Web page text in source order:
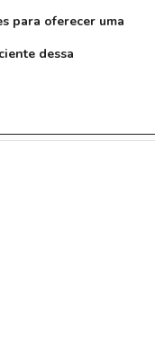
comum
para oferecer uma
dessa